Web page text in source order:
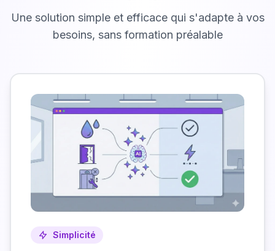
Une solution simple et efficace qui s'adapte à vos
besoins, sans formation préalable
Simplicité